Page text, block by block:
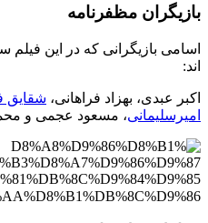
بازیگران مظفرنامه
اسامی بازیگرانی که در این فیلم
اند:
اکبر عبدی، بهزاد فراهانی، شقایق
امیرسلیمانی، مسعود عجمی و